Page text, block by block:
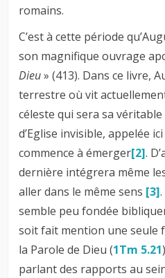
romains.
C’est à cette période
son magnifique ouvrage
Dieu» (413). Dans ce livre,
terrestre où vit
céleste qui sera sa
d’Eglise invisible, appelée
commence à émerger[2].
dernière intégrera même
aller dans le même sens [3]
semble peu fondée
soit fait mention une seule
la Parole de Dieu (1Tm 5.21
parlant des rapports au